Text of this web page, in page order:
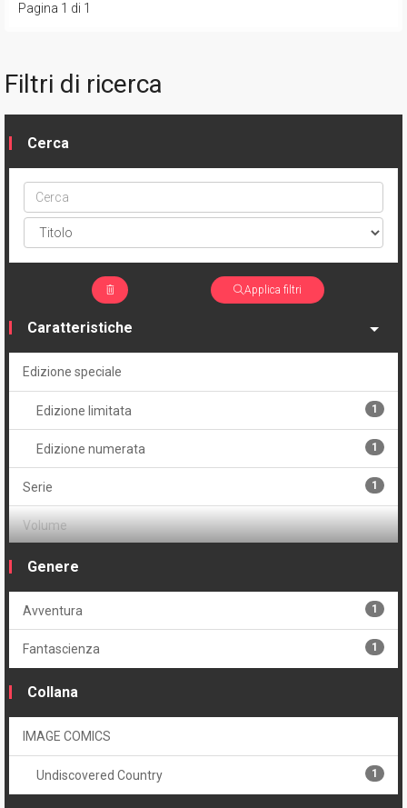
Pagina 1 di 1
Filtri di ricerca
Cerca
Cerca
ptype
Applica filtri
Caratteristiche
Edizione speciale
Edizione limitata 1
Edizione numerata 1
Serie 1
Volume
Cartonato variant numerato
Genere
Avventura 1
Fantascienza 1
Collana
IMAGE COMICS
Undiscovered Country 1